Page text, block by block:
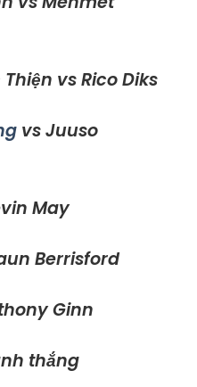
vs Rico Diks
vs Juuso
May
Berrisford
Ginn
thắng